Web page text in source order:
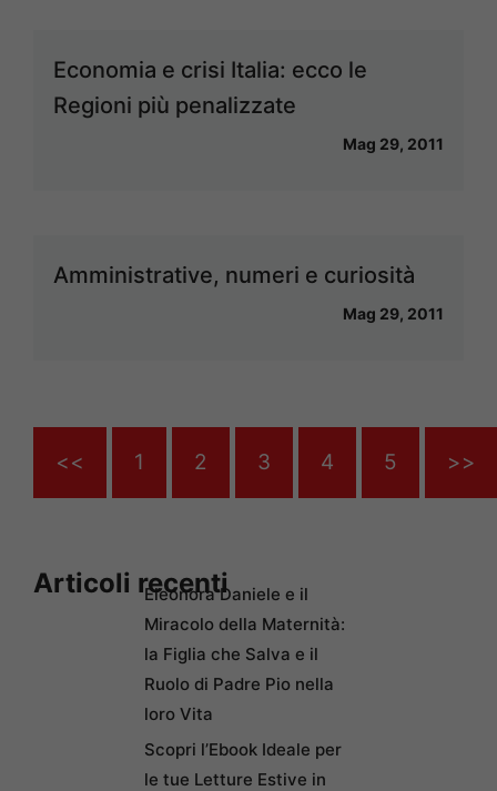
Economia e crisi Italia: ecco le
Regioni più penalizzate
Mag 29, 2011
Amministrative, numeri e curiosità
Mag 29, 2011
<< 1 2 3 4 5 >>
Articoli recentiEleonora Daniele e il
Miracolo della Maternità:
la Figlia che Salva e il
Ruolo di Padre Pio nella
loro Vita
Scopri l’Ebook Ideale per
le tue Letture Estive in